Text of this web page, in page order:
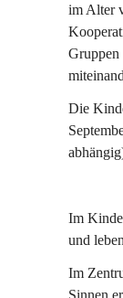
im Alter
Gruppen
Die
Im
und
Im
Sinnen